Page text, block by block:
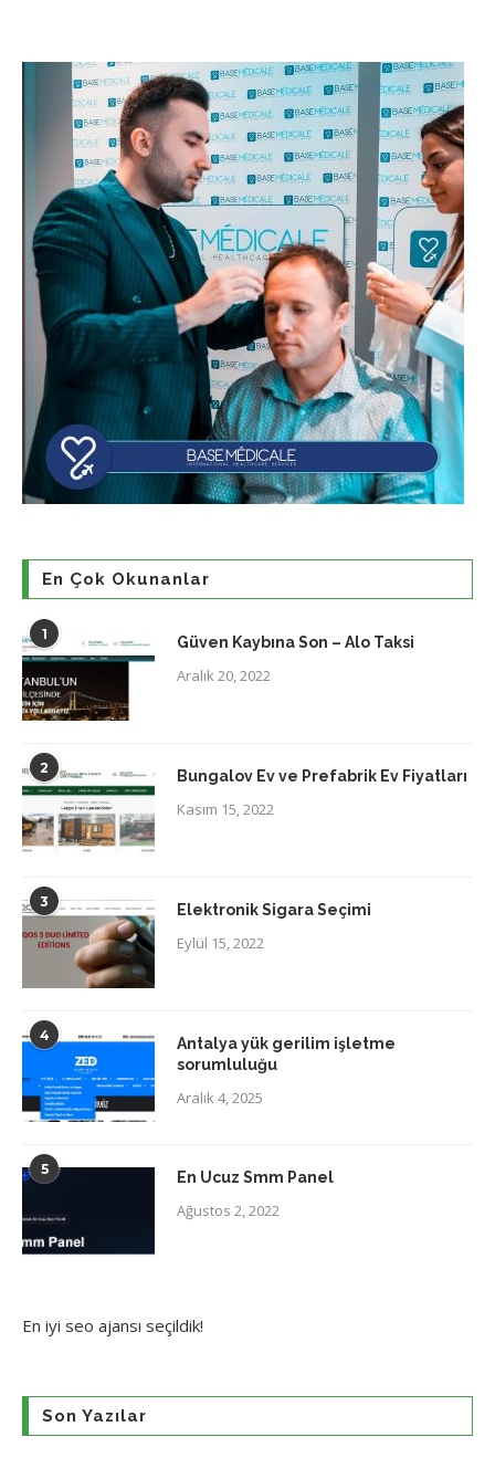
En Çok Okunanlar
1 Güven Kaybına Son – Alo Taksi
Aralık 20, 2022
2 Bungalov Ev ve Prefabrik Ev Fiyatları
Kasım 15, 2022
3 Elektronik Sigara Seçimi
Eylül 15, 2022
4
Antalya yük gerilim işletme
sorumluluğu
Aralık 4, 2025
5 En Ucuz Smm Panel
Ağustos 2, 2022
En iyi seo ajansı seçildik!
Son Yazılar